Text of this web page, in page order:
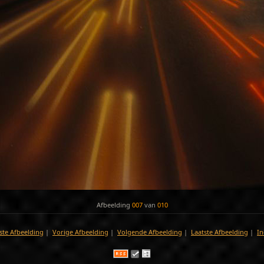
Afbeelding 007van 010
Afbeelding | Vorige Afbeelding | Volgende Afbeelding | Laatste Afbeelding |